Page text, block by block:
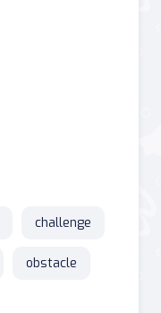
challenge
obstacle